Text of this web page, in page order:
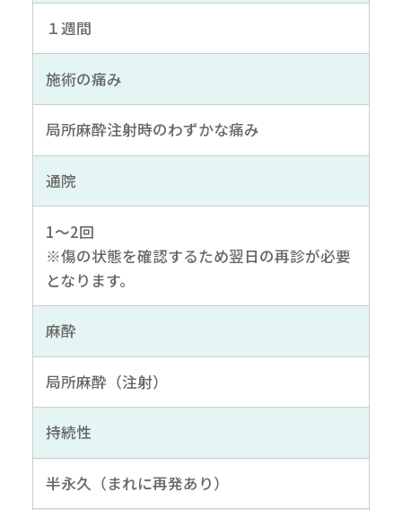
１週間
施術の痛み
局所麻酔注射時のわずかな痛み
通院
1～2回
※傷の状態を確認するため翌日の再診が必要
となります。
麻酔
局所麻酔（注射）
持続性
半永久（まれに再発あり）